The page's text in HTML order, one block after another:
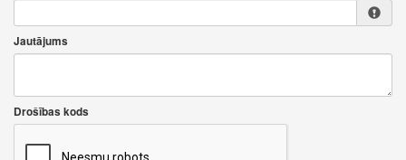
Jautājums
Drošības kods